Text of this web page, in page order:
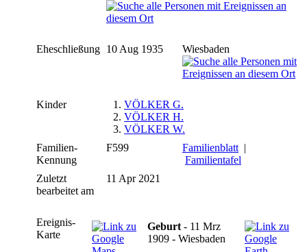
Eheschließung 10 Aug 1935 Wiesbaden
Kinder 1. VÖLKER G.
2. VÖLKER H.
3. VÖLKER W.
Familien-
Kennung
F599 Familienblatt |
Familientafel
Zuletzt
bearbeitet am
11 Apr 2021
Ereignis-
Karte
Geburt - 11 Mrz
1909 - Wiesbaden